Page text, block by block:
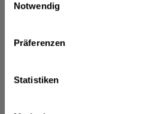
Notwendig
Präferenzen
Statistiken
Fragen zum Artikel?